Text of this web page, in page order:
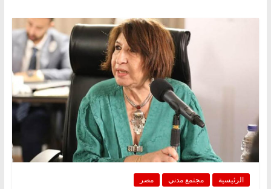
الرئيسية مجتمع مدني مصر